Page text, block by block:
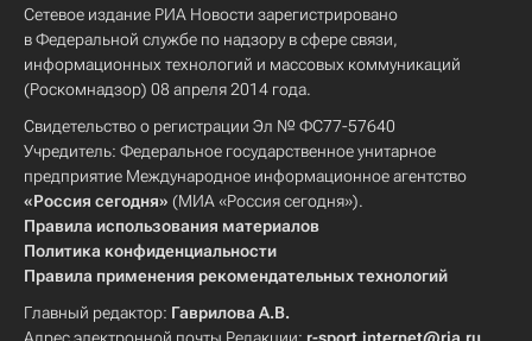
Сетевое издание РИА Новости зарегистрировано
в Федеральной службе по надзору в сфере связи,
информационных технологий и массовых коммуникаций
(Роскомнадзор) 08 апреля 2014 года.
Свидетельство о регистрации Эл № ФС77-57640
Учредитель: Федеральное государственное унитарное
предприятие Международное информационное агентство
«Россия сегодня» (МИА «Россия сегодня»).
Правила использования материалов
Политика конфиденциальности
Правила применения рекомендательных технологий
Главный редактор: Гаврилова А.В.